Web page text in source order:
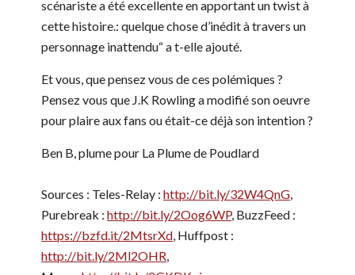
scénariste a été excellente en apportant un twist à
cette histoire.: quelque chose d’inédit à travers un
personnage inattendu“ a t-elle ajouté.
Et vous, que pensez vous de ces polémiques ?
Pensez vous que J.K Rowling a modifié son oeuvre
pour plaire aux fans ou était-ce déjà son intention ?
Ben B, plume pour La Plume de Poudlard
Sources : Teles-Relay : http://bit.ly/32W4QnG,
Purebreak : http://bit.ly/2Oog6WP, BuzzFeed :
https://bzfd.it/2MtsrXd, Huffpost :
http://bit.ly/2Ml2OHR,